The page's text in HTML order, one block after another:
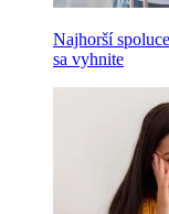
Najhorší
sa vyhnite